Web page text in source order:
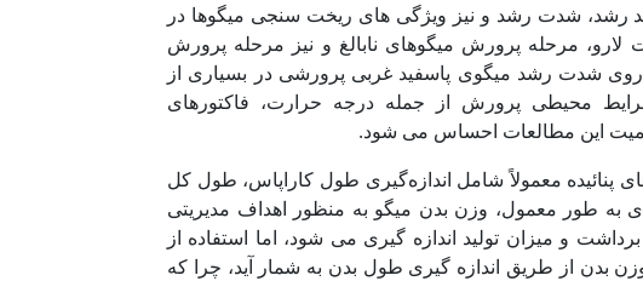
رشد، شدت رشد و نیز ویژگی های ریخت سنجی میگوها در
مرحله پرورش میگوهای نابالغ و نیز مرحله پرورش
روی شدت رشد میگوی پاسفید غربی پرورشی در بسیاری از
محیطی پرورش از جمله درجه حرارت، فاکتورهای
این مطالعات احساس می شود.
معمولاً شامل اندازه‌گیری طول کاراپاس، طول کل
در مراکز تولیدی به طور معمول، وزن بدن میگو به منظور اهداف مدیریتی
و میزان تولید اندازه گیری می شود، اما استفاده از
بدن از طریق اندازه گیری طول بدن به شمار آید، چرا که